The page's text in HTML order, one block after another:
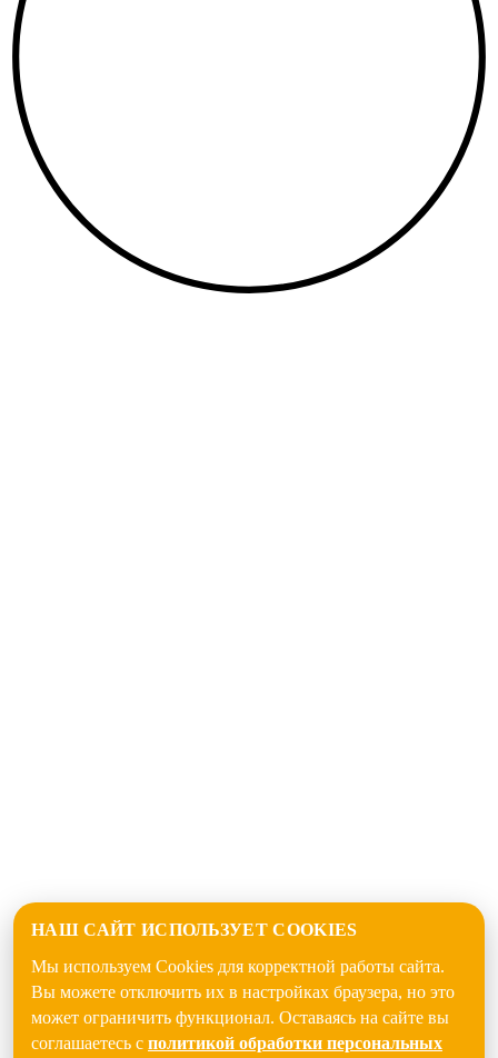
НАШ САЙТ ИСПОЛЬЗУЕТ COOKIES
Мы используем Cookies для корректной работы сайта.
Вы можете отключить их в настройках браузера, но это
может ограничить функционал. Оставаясь на сайте вы
соглашаетесь с политикой обработки персональных